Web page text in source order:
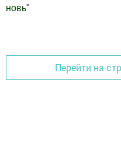
новь"
Перейти на